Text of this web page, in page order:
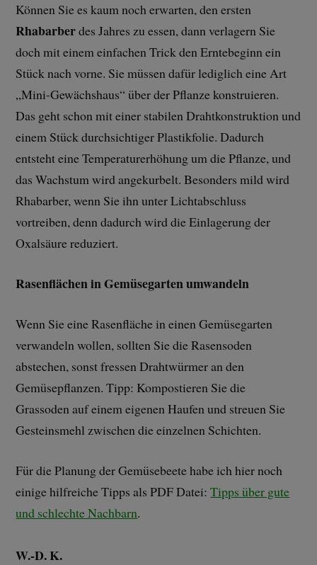
Können Sie es kaum noch erwarten, den ersten
Rhabarberdes Jahres zu essen, dann verlagern Sie
doch mit einem einfachen Trick den Erntebeginn ein
Stück nach vorne. Sie müssen dafür lediglich eine Art
„Mini-Gewächshaus“ über der Pflanze konstruieren.
Das geht schon mit einer stabilen Drahtkonstruktion und
einem Stück durchsichtiger Plastikfolie. Dadurch
entsteht eine Temperaturerhöhung um die Pflanze, und
das Wachstum wird angekurbelt. Besonders mild wird
Rhabarber, wenn Sie ihn unter Lichtabschluss
vortreiben, denn dadurch wird die Einlagerung der
Oxalsäure reduziert.
Rasenflächen in Gemüsegarten umwandeln
Wenn Sie eine Rasenfläche in einen Gemüsegarten
verwandeln wollen, sollten Sie die Rasensoden
abstechen, sonst fressen Drahtwürmer an den
Gemüsepflanzen. Tipp: Kompostieren Sie die
Grassoden auf einem eigenen Haufen und streuen Sie
Gesteinsmehl zwischen die einzelnen Schichten.
Für die Planung der Gemüsebeete habe ich hier noch
einige hilfreiche Tipps als PDF Datei:Tipps über gute
und schlechte Nachbarn.
W.-D. K.